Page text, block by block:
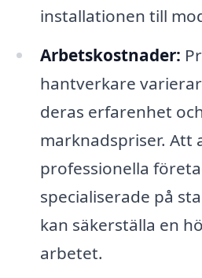
installationen till
Arbetskostnader:
hantverkare
deras erfarenhet
marknadspriser. Att
professionella
specialiserade på
kan säkerställa en
arbetet.